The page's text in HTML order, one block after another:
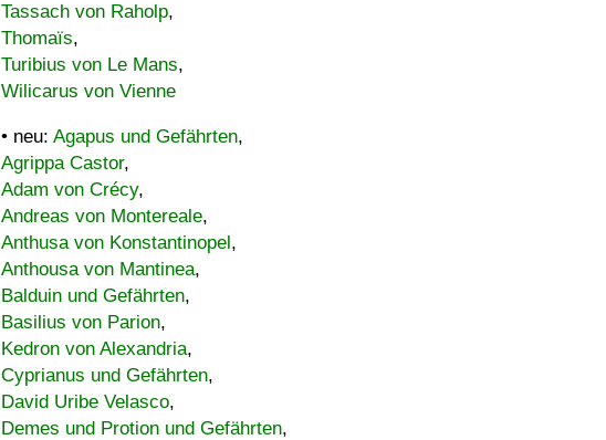
Tassach von Raholp,
Thomaïs,
Turibius von Le Mans,
Wilicarus von Vienne
• neu: Agapus und Gefährten,
Agrippa Castor,
Adam von Crécy,
Andreas von Montereale,
Anthusa von Konstantinopel,
Anthousa von Mantinea,
Balduin und Gefährten,
Basilius von Parion,
Kedron von Alexandria,
Cyprianus und Gefährten,
David Uribe Velasco,
Demes und Protion und Gefährten,